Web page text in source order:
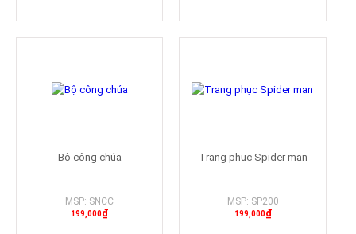
Bộ công chúa
MSP: SNCC
199,000₫
Trang phục Spider man
MSP: SP200
199,000₫